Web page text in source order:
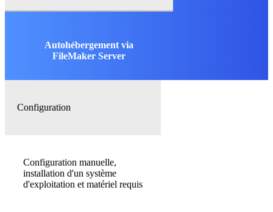
Autohébergement via
FileMaker Server
Configuration
Configuration manuelle,
installation d'un système
d'exploitation et matériel requis